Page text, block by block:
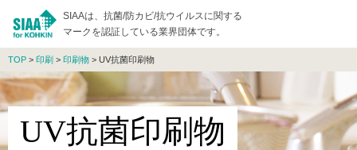
SIAAは、抗菌/防カビ/抗ウイルスに関する
マークを認証している業界団体です。
TOP > 印刷 > 印刷物 > UV抗菌印刷物
UV抗菌印刷物